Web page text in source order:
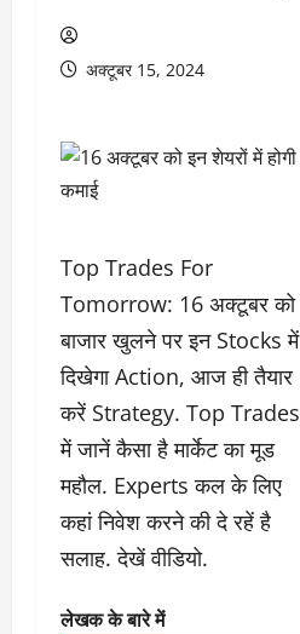
अक्टूबर 15, 2024
Top Trades For
Tomorrow: 16 अक्टूबर को
बाजार खुलने पर इन Stocks में
दिखेगा Action, आज ही तैयार
करें Strategy. Top Trades
में जानें कैसा है मार्केट का मूड
महौल. Experts कल के लिए
कहां निवेश करने की दे रहें है
सलाह. देखें वीडियो.
लेखक के बारे में